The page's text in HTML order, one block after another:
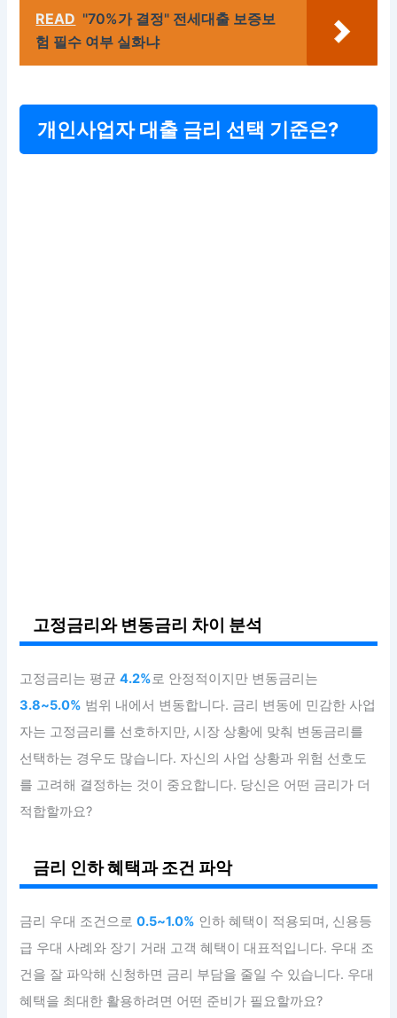
READ "70%가 결정" 전세대출 보증보
험 필수 여부 실화냐
개인사업자 대출 금리 선택 기준은?
고정금리와 변동금리 차이 분석
고정금리는 평균4.2%로 안정적이지만 변동금리는
3.8~5.0% 범위 내에서 변동합니다. 금리 변동에 민감한 사업
자는 고정금리를 선호하지만, 시장 상황에 맞춰 변동금리를
선택하는 경우도 많습니다. 자신의 사업 상황과 위험 선호도
를 고려해 결정하는 것이 중요합니다. 당신은 어떤 금리가 더
적합할까요?
금리 인하 혜택과 조건 파악
금리 우대 조건으로0.5~1.0% 인하 혜택이 적용되며, 신용등
급 우대 사례와 장기 거래 고객 혜택이 대표적입니다. 우대 조
건을 잘 파악해 신청하면 금리 부담을 줄일 수 있습니다. 우대
혜택을 최대한 활용하려면 어떤 준비가 필요할까요?